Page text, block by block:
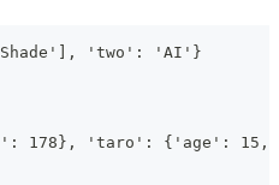
'two': 'AI'}
178}, 'taro': {'age': 15,